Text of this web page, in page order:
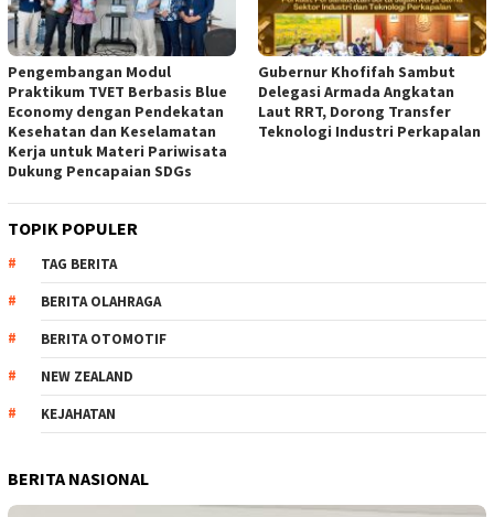
Pengembangan Modul
Praktikum TVET Berbasis Blue
Economy dengan Pendekatan
Kesehatan dan Keselamatan
Kerja untuk Materi Pariwisata
Dukung Pencapaian SDGs
Gubernur Khofifah Sambut
Delegasi Armada Angkatan
Laut RRT, Dorong Transfer
Teknologi Industri Perkapalan
TOPIK POPULER
TAG BERITA
BERITA OLAHRAGA
BERITA OTOMOTIF
NEW ZEALAND
KEJAHATAN
BERITA NASIONAL